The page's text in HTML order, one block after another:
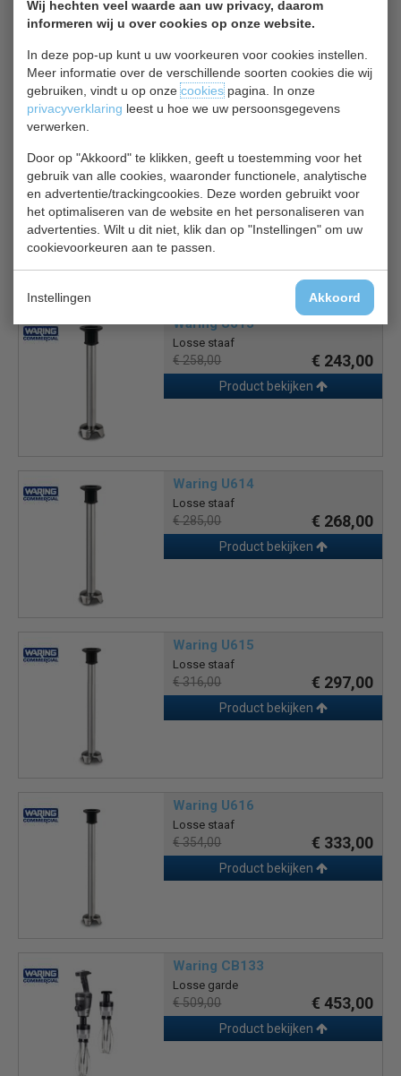
Wij hechten veel waarde aan uw privacy, daarom
informeren wij u over cookies op onze website.
In deze pop-up kunt u uw voorkeuren voor cookies instellen.
Meer informatie over de verschillende soorten cookies die wij
gebruiken, vindt u op onzecookiespagina. In onze
privacyverklaring leest u hoe we uw persoonsgegevens
verwerken.
Door op "Akkoord" te klikken, geeft u toestemming voor het
gebruik van alle cookies, waaronder functionele, analytische
en advertentie/trackingcookies. Deze worden gebruikt voor
het optimaliseren van de website en het personaliseren van
advertenties. Wilt u dit niet, klik dan op "Instellingen" om uw
cookievoorkeuren aan te passen.
Instellingen Akkoord
om zeer efficiënt te mixen
Gerelateerde producten
Waring U612
Losse staaf
€ 231,00 € 217,00
Product bekijken
Waring U613
Losse staaf
€ 258,00 € 243,00
Product bekijken
Waring U614
Losse staaf
€ 285,00 € 268,00
Product bekijken
Waring U615
Losse staaf
€ 316,00 € 297,00
Product bekijken
Waring U616
Losse staaf
€ 354,00 € 333,00
Product bekijken
Waring CB133
Losse garde
€ 509,00 € 453,00
Product bekijken